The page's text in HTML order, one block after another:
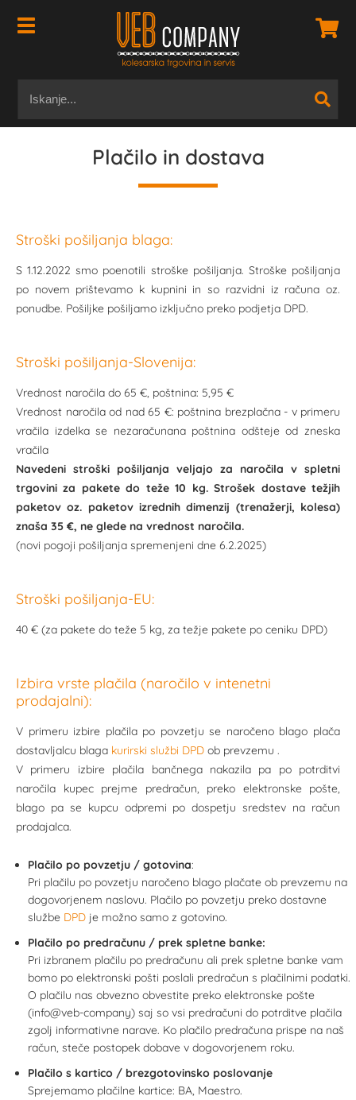
Plačilo in dostava
Stroški pošiljanja blaga:
S 1.12.2022 smo poenotili stroške pošiljanja. Stroške pošiljanja
po novem prištevamo k kupnini in so razvidni iz računa oz.
ponudbe. Pošiljke pošiljamo izključno preko podjetja DPD.
Stroški pošiljanja-Slovenija:
Vrednost naročila do 65 €, poštnina: 5,95 €
Vrednost naročila od nad 65 €: poštnina brezplačna - v primeru
vračila izdelka se nezaračunana poštnina odšteje od zneska
vračila
Navedeni stroški pošiljanja veljajo za naročila v spletni
trgovini za pakete do teže 10 kg. Strošek dostave težjih
paketov oz. paketov izrednih dimenzij (trenažerji, kolesa)
znaša 35 €, ne glede na vrednost naročila.
(novi pogoji pošiljanja spremenjeni dne 6.2.2025)
Stroški pošiljanja-EU:
40 € (za pakete do teže 5 kg, za težje pakete po ceniku DPD)
Izbira vrste plačila (naročilo v intenetni
prodajalni):
V primeru izbire plačila po povzetju se naročeno blago plača
dostavljalcu blaga kurirski službi DPD ob prevzemu .
V primeru izbire plačila bančnega nakazila pa po potrditvi
naročila kupec prejme predračun, preko elektronske pošte,
blago pa se kupcu odpremi po dospetju sredstev na račun
prodajalca.
Plačilo po povzetju / gotovina:
Pri plačilu po povzetju naročeno blago plačate ob prevzemu na
dogovorjenem naslovu. Plačilo po povzetju preko dostavne
službe DPD je možno samo z gotovino.
Plačilo po predračunu / prek spletne banke:
Pri izbranem plačilu po predračunu ali prek spletne banke vam
bomo po elektronski pošti poslali predračun s plačilnimi podatki.
O plačilu nas obvezno obvestite preko elektronske pošte
(info@veb-company) saj so vsi predračuni do potrditve plačila
zgolj informativne narave. Ko plačilo predračuna prispe na naš
račun, steče postopek dobave v dogovorjenem roku.
Plačilo s kartico / brezgotovinsko poslovanje
Sprejemamo plačilne kartice: BA, Maestro.